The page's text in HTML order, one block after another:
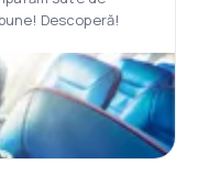
Descoperă!